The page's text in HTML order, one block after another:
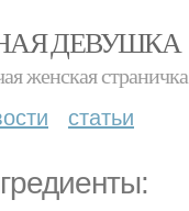
ДЕВУШКА
женская страничка
статьи